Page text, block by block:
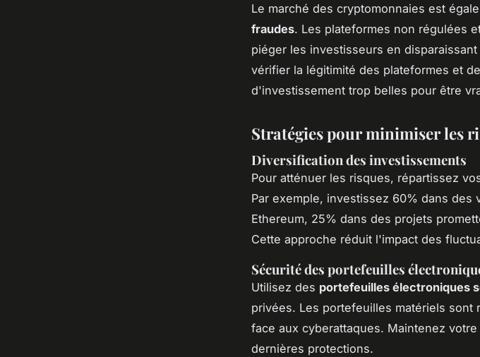
Le marché des cryptomonnaies est
fraudes. Les plateformes non régulées
piéger les investisseurs en
vérifier la légitimité des plateformes et
d'investissement trop belles pour être
Stratégies pour minimiser les
Diversification des investissements
Pour atténuer les risques, répartissez
Par exemple, investissez 60% dans des
Ethereum, 25% dans des projets
Cette approche réduit l'impact des
Sécurité des portefeuilles
Utilisez des portefeuilles électroniques
privées. Les portefeuilles matériels sont
face aux cyberattaques. Maintenez
dernières protections.